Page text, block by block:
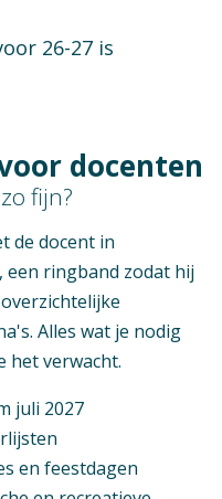
26-27 is
docenten
fijn?
de docent in
een ringband zodat hij
Alles wat je nodig
het verwacht.
juli 2027
en feestdagen